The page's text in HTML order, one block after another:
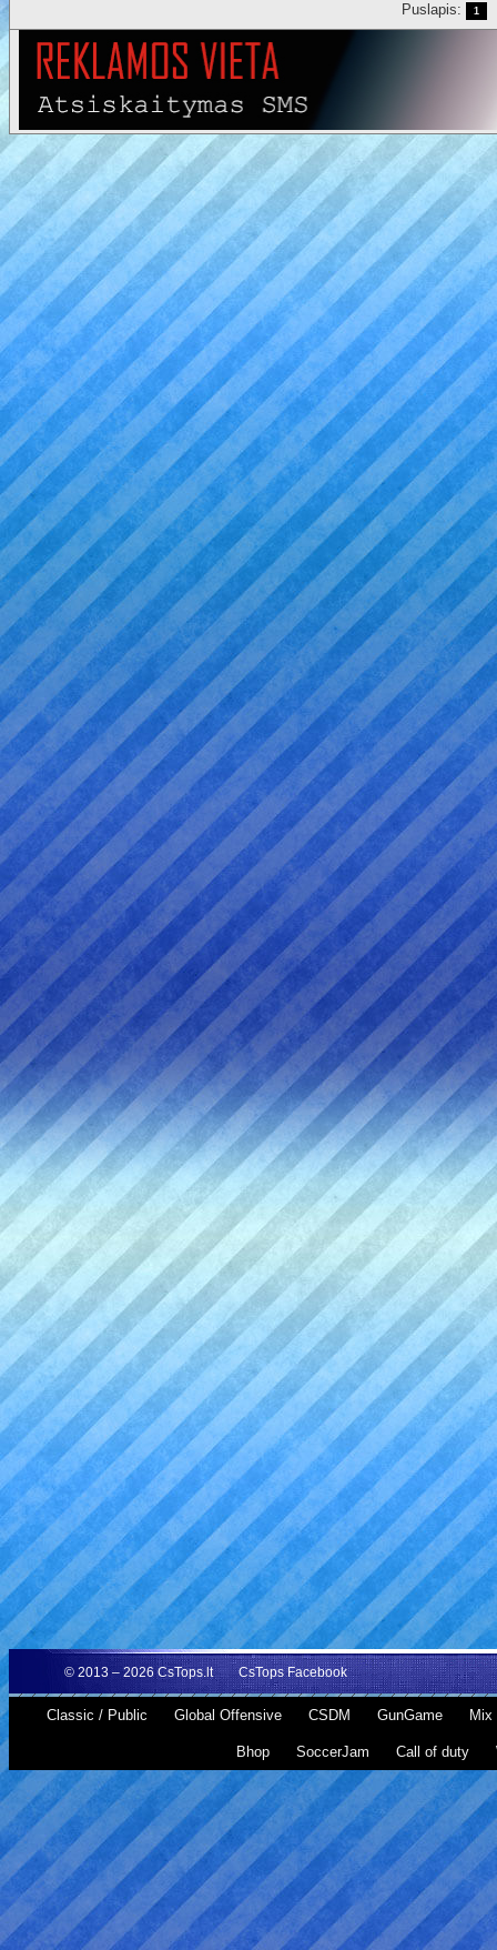
Puslapis: 1
© 2013 – 2026 CsTops.lt CsTops Facebook
Classic / Public Global Offensive CSDM GunGame Mix
Bhop SoccerJam Call of duty